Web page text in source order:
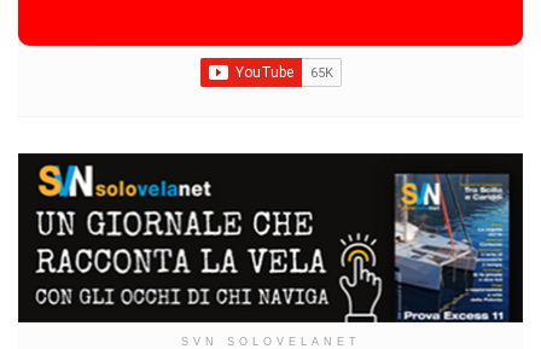
SVN SOLOVELANET